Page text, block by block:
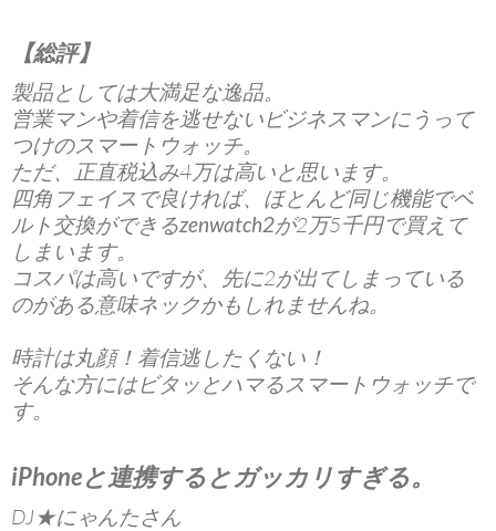
【総評】
製品としては大満足な逸品。
営業マンや着信を逃せないビジネスマンにうって
つけのスマートウォッチ。
ただ、正直税込み4万は高いと思います。
四角フェイスで良ければ、ほとんど同じ機能でベ
ルト交換ができるzenwatch2が2万5千円で買えて
しまいます。
コスパは高いですが、先に2が出てしまっている
のがある意味ネックかもしれませんね。
時計は丸顔！着信逃したくない！
そんな方にはビタッとハマる スマートウォッチで
す。
iPhoneと連携するとガッカリすぎる。
DJ★にゃんたさん